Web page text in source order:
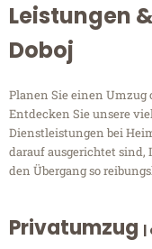
Leistungen
Doboj
Planen Sie einen
Entdecken Sie unsere
Dienstleistungen bei
darauf ausgerichtet sind,
den Übergang so
Privatumzug |